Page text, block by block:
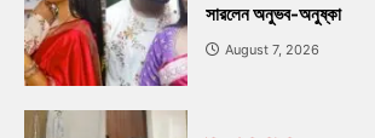
সারলেন অনুভব-অনুষ্কা
August 7, 2026